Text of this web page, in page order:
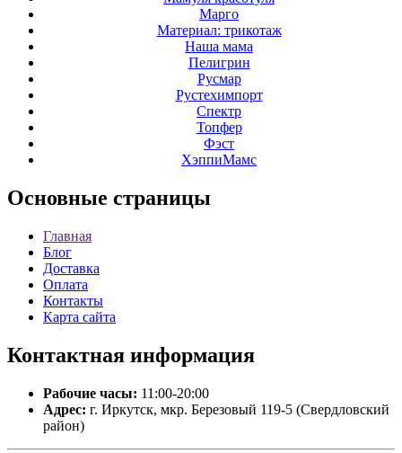
Марго
Материал: трикотаж
Наша мама
Пелигрин
Русмар
Рустехимпорт
Спектр
Топфер
Фэст
ХэппиМамс
Основные страницы
Главная
Блог
Доставка
Оплата
Контакты
Карта сайта
Контактная информация
Рабочие часы: 11:00-20:00
Адрес: г. Иркутск, мкр. Березовый 119-5 (Свердловский
район)